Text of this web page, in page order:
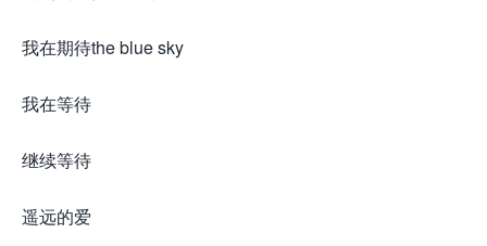
我在期待the blue sky
我在等待
继续等待
遥远的爱